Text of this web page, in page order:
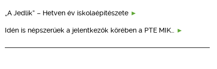
„A Jedlik” – Hetven év iskolaépítészete
Idén is népszerűek a jelentkezők körében a PTE MIK…